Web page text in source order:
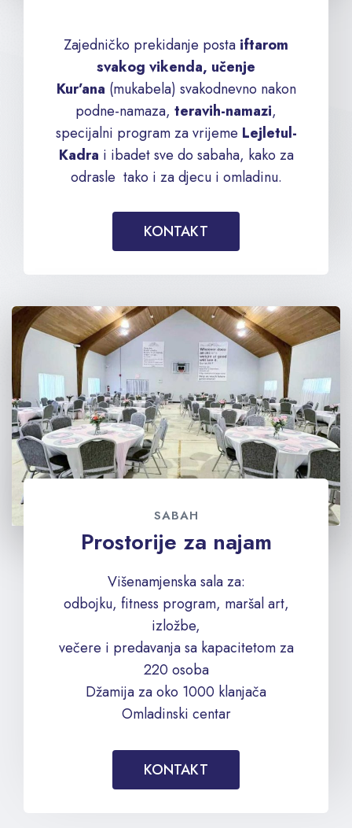
Zajedničko prekidanje posta iftarom
svakog vikenda, učenje
Kur’ana (mukabela) svakodnevno nakon
podne-namaza, teravih-namazi,
specijalni program za vrijeme Lejletul-
Kadra i ibadet sve do sabaha, kako za
odrasle tako i za djecu i omladinu.
KONTAKT
SABAH
Prostorije za najam
Višenamjenska sala za:
odbojku, fitness program, maršal art,
izložbe,
večere i predavanja sa kapacitetom za
220 osoba
Džamija za oko 1000 klanjača
Omladinski centar
KONTAKT